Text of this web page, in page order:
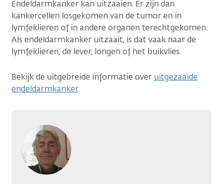
Endeldarmkanker kan uitzaaien. Er zijn dan
kankercellen losgekomen van de tumor en in
lymfeklieren of in andere organen terechtgekomen.
Als endeldarmkanker uitzaait, is dat vaak naar de
lymfeklieren, de lever, longen of het buikvlies.
Bekijk de uitgebreide informatie over uitgezaaide
endeldarmkanker.